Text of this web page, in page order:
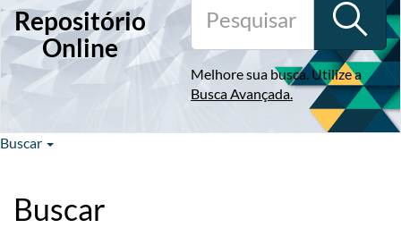
Repositório
Online
Melhore sua busca. Utilize a
Busca Avançada.
Buscar
Buscar